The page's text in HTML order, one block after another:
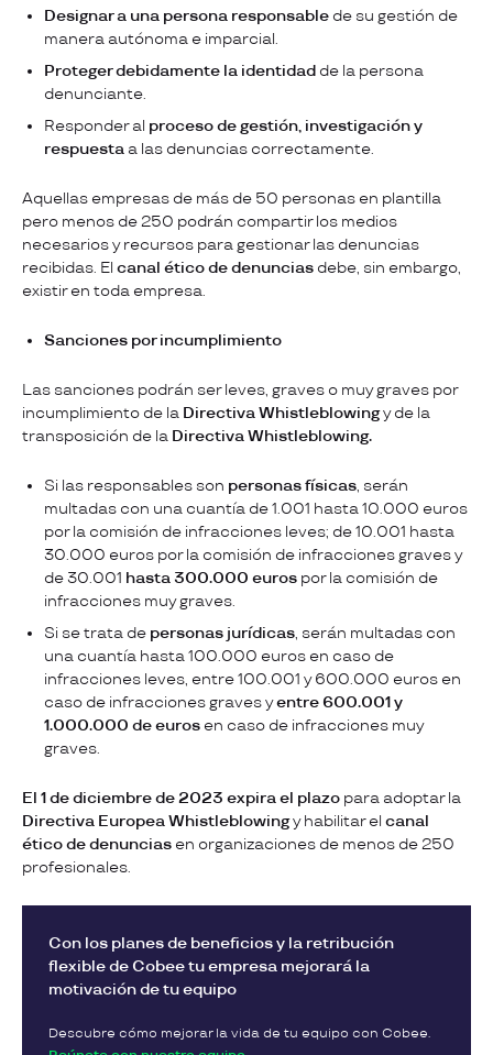
Designar a una persona responsable de su gestión de
manera autónoma e imparcial.
Proteger debidamente la identidad de la persona
denunciante.
Responder al proceso de gestión, investigación y
respuesta a las denuncias correctamente.
Aquellas empresas de más de 50 personas en plantilla
pero menos de 250 podrán compartir los medios
necesarios y recursos para gestionar las denuncias
recibidas. El canal ético de denuncias debe, sin embargo,
existir en toda empresa.
Sanciones por incumplimiento
Las sanciones podrán ser leves, graves o muy graves por
incumplimiento de la DirectivaWhistleblowingy de la
transposición de la Directiva Whistleblowing.
Si las responsables son personas físicas, serán
multadas con una cuantía de 1.001 hasta 10.000 euros
por la comisión de infracciones leves; de 10.001 hasta
30.000 euros por la comisión de infracciones graves y
de 30.001 hasta 300.000 euros por la comisión de
infracciones muy graves.
Si se trata de personas jurídicas, serán multadas con
una cuantía hasta 100.000 euros en caso de
infracciones leves, entre 100.001 y 600.000 euros en
caso de infracciones graves yentre 600.001 y
1.000.000 de euros en caso de infracciones muy
graves.
El 1 de diciembre de 2023 expira el plazo para adoptar la
Directiva Europea Whistleblowingy habilitar el canal
ético de denuncias en organizaciones de menos de 250
profesionales.
Con los planes de beneficios y la retribución
flexible de Cobee tu empresa mejorará la
motivación de tu equipo
Descubre cómo mejorar la vida de tu equipo con Cobee.